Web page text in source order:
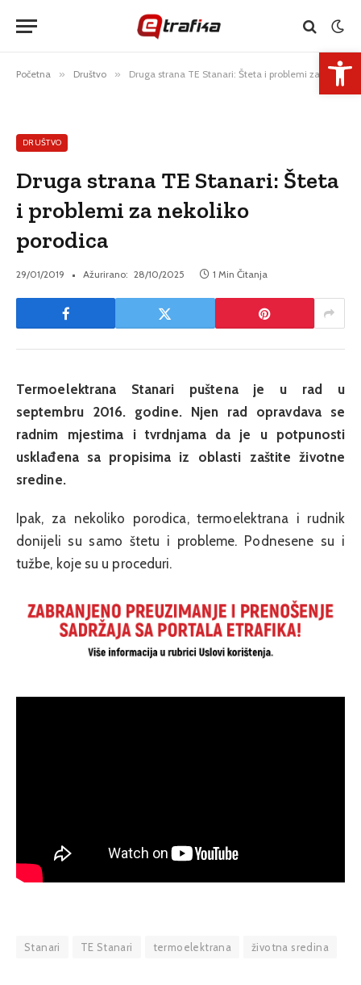
Početna » Društvo » Druga strana TE Stanari: Šteta i problemi za nekoliko porodica
DRUŠTVO
Druga strana TE Stanari: Šteta
i problemi za nekoliko
porodica
29/01/2019 Ažurirano: 28/10/2025 1 Min Čitanja
Termoelektrana Stanari puštena je u rad u
septembru 2016. godine. Njen rad opravdava se
radnim mjestima i tvrdnjama da je u potpunosti
usklađena sa propisima iz oblasti zaštite životne
sredine.
Ipak, za nekoliko porodica, termoelektrana i rudnik
donijeli su samo štetu i probleme. Podnesene su i
tužbe, koje su u proceduri.
Stanari TE Stanari termoelektrana životna sredina